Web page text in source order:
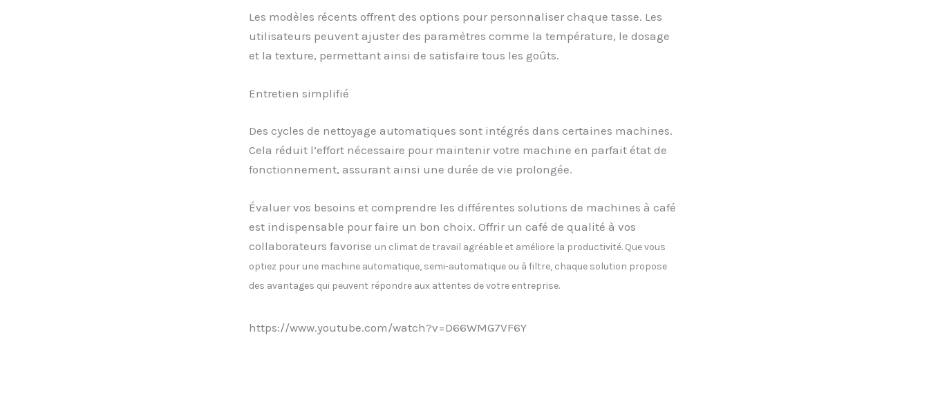
Les modèles récents offrent des options pour personnaliser chaque tasse. Les
utilisateurs peuvent ajuster des paramètres comme la température, le dosage
et la texture, permettant ainsi de satisfaire tous les goûts.
Entretien simplifié
Des cycles de nettoyage automatiques sont intégrés dans certaines machines.
Cela réduit l’effort nécessaire pour maintenir votre machine en parfait état de
fonctionnement, assurant ainsi une durée de vie prolongée.
Évaluer vos besoins et comprendre les différentes solutions de machines à café
est indispensable pour faire un bon choix. Offrir un café de qualité à vos
collaborateurs favorise un climat de travail agréable et améliore la productivité. Que vous
optiez pour une machine automatique, semi-automatique ou à filtre, chaque solution propose
des avantages qui peuvent répondre aux attentes de votre entreprise.
https://www.youtube.com/watch?v=D66WMG7VF6Y